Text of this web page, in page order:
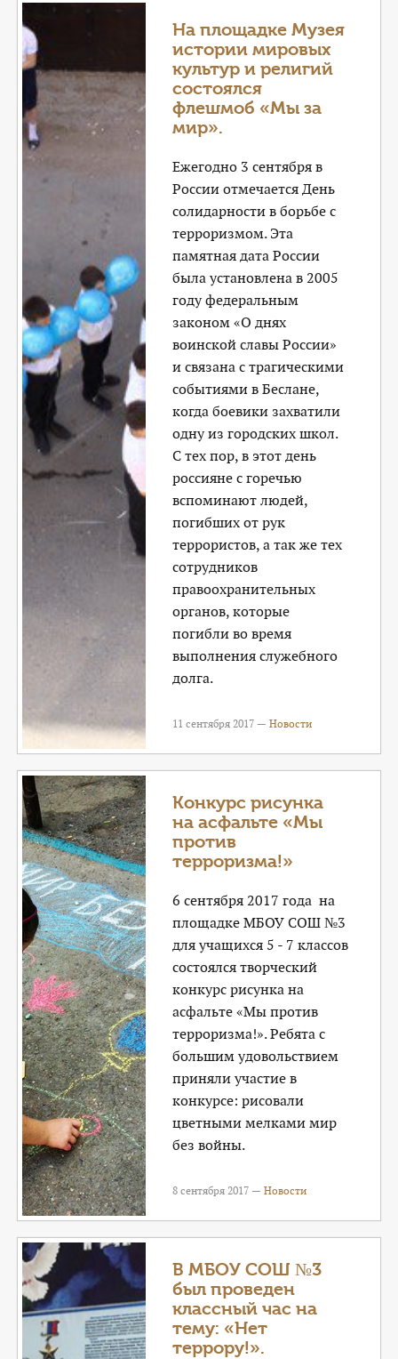
На площадке Музея
истории мировых
культур и религий
состоялся
флешмоб «Мы за
мир».
Ежегодно 3 сентября в
России отмечается День
солидарности в борьбе с
терроризмом. Эта
памятная дата России
была установлена в 2005
году федеральным
законом «О днях
воинской славы России»
и связана с трагическими
событиями в Беслане,
когда боевики захватили
одну из городских школ.
С тех пор, в этот день
россияне с горечью
вспоминают людей,
погибших от рук
террористов, а так же тех
сотрудников
правоохранительных
органов, которые
погибли во время
выполнения служебного
долга.
11 сентября 2017 —Новости
Конкурс рисунка
на асфальте «Мы
против
терроризма!»
6 сентября 2017 года на
площадке МБОУ СОШ №3
для учащихся 5 - 7 классов
состоялся творческий
конкурс рисунка на
асфальте «Мы против
терроризма!». Ребята с
большим удовольствием
приняли участие в
конкурсе: рисовали
цветными мелками мир
без войны.
8 сентября 2017 —Новости
В МБОУ СОШ №3
был проведен
классный час на
тему: «Нет
террору!».